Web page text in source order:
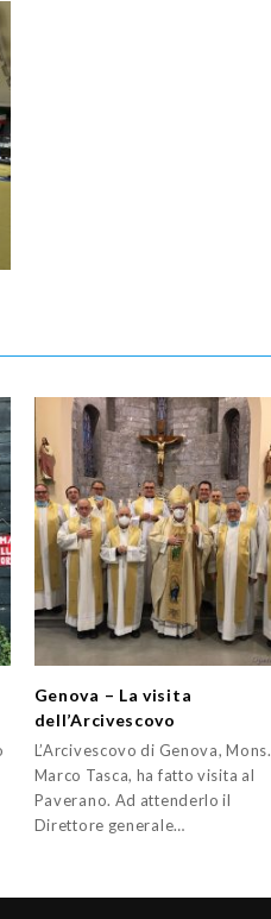
Genova – La visita
dell’Arcivescovo
L’Arcivescovo di Genova, Mons.
Marco Tasca, ha fatto visita al
Paverano. Ad attenderlo il
Direttore generale…